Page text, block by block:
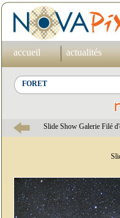
accueil actualités
Slide Show Galerie Filé